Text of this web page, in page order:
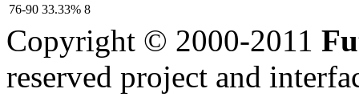
76-90 33.33% 8
Copyright © 2000-2011
reserved project and